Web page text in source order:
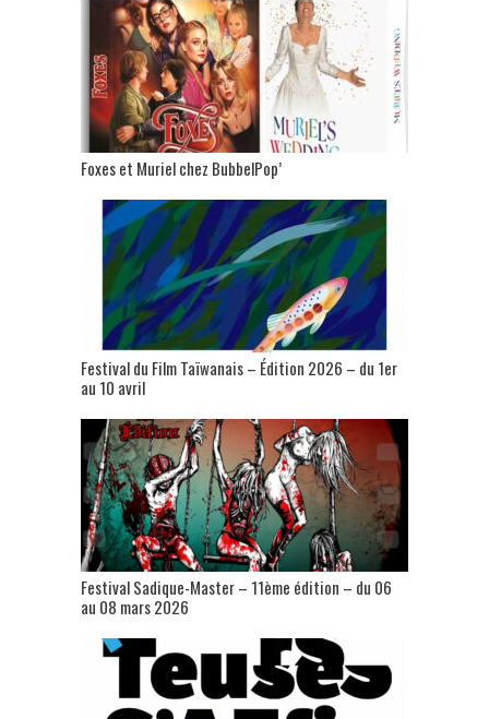
Foxes et Muriel chez BubbelPop’
Festival du Film Taïwanais – Édition 2026 – du 1er
au 10 avril
Festival Sadique-Master – 11ème édition – du 06
au 08 mars 2026